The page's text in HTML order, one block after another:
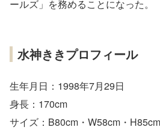
ールズ」を務めることになった。
水神ききプロフィール
生年月日：1998年7月29日
身長：170cm
サイズ：B80cm・W58cm・H85cm